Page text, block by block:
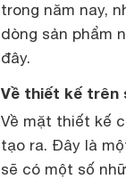
trong năm nay,
dòng sản phẩm
đây.
Về thiết kế trên
Về mặt thiết kế
tạo ra. Đây là
sẽ có một số